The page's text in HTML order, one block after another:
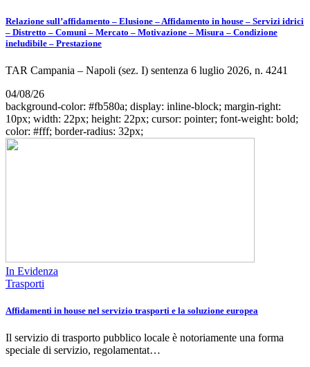
Relazione sull’affidamento – Elusione – Affidamento in house – Servizi idrici
– Distretto – Comuni – Mercato – Motivazione – Misura – Condizione
ineludibile – Prestazione
TAR Campania – Napoli (sez. I) sentenza 6 luglio 2026, n. 4241
04/08/26
background-color: #fb580a; display: inline-block; margin-right:
10px; width: 22px; height: 22px; cursor: pointer; font-weight: bold;
color: #fff; border-radius: 32px;
In Evidenza
Trasporti
Affidamenti in house nel servizio trasporti e la soluzione europea
Il servizio di trasporto pubblico locale è notoriamente una forma
speciale di servizio, regolamentat…